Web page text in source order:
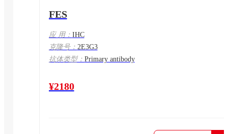
FES
应 用： IHC
克隆号： 2E3G3
抗体类型： Primary antibody
¥2180